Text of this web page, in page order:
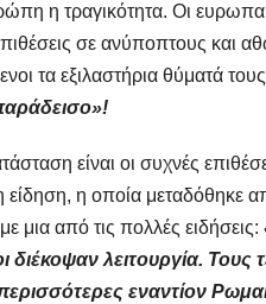
η τραγικότητα. Οι
σε ανύποπτους
τα εξιλαστήρια θύματά
είναι οι συχνές
είδηση, η οποία μεταδόθηκε
μια από τις πολλές ειδήσεις:
λειτουργία. Τους
εναντίον